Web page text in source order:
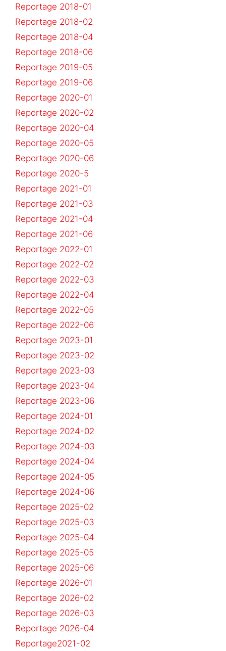
Reportage 2018-01
Reportage 2018-02
Reportage 2018-04
Reportage 2018-06
Reportage 2019-05
Reportage 2019-06
Reportage 2020-01
Reportage 2020-02
Reportage 2020-04
Reportage 2020-05
Reportage 2020-06
Reportage 2020-5
Reportage 2021-01
Reportage 2021-03
Reportage 2021-04
Reportage 2021-06
Reportage 2022-01
Reportage 2022-02
Reportage 2022-03
Reportage 2022-04
Reportage 2022-05
Reportage 2022-06
Reportage 2023-01
Reportage 2023-02
Reportage 2023-03
Reportage 2023-04
Reportage 2023-06
Reportage 2024-01
Reportage 2024-02
Reportage 2024-03
Reportage 2024-04
Reportage 2024-05
Reportage 2024-06
Reportage 2025-02
Reportage 2025-03
Reportage 2025-04
Reportage 2025-05
Reportage 2025-06
Reportage 2026-01
Reportage 2026-02
Reportage 2026-03
Reportage 2026-04
Reportage2021-02